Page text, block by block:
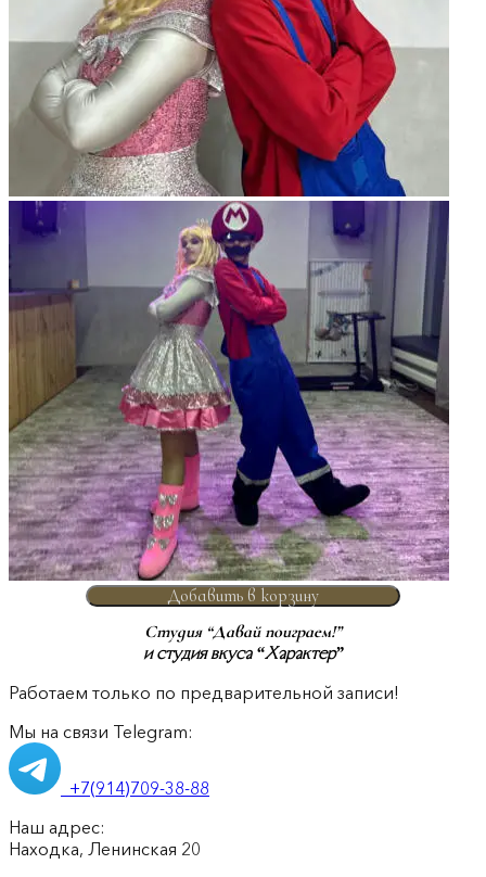
Добавить в корзину
Студия “Давай поиграем!”
и студия вкуса “Характер”
Работаем только по предварительной записи!
Мы на связи Telegram:
+7(914)709-38-88
Наш адрес:
Находка, Ленинская 20